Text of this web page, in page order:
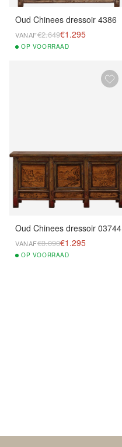
Oud Chinees dressoir 4386
VANAF€2.649€1.295
OP VOORRAAD
Oud Chinees dressoir 03744
VANAF€3.090€1.295
OP VOORRAAD